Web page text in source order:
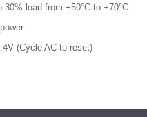
30% load from +50°C to +70°C
(Cycle AC to reset)